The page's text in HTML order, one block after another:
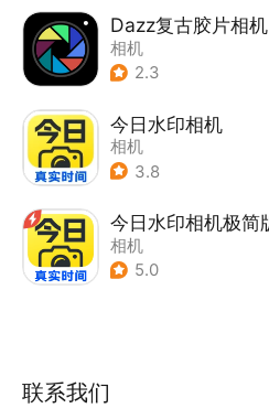
Dazz复古胶片相机
相机
2.3
今日水印相机
相机
3.8
今日水印相机极简
相机
5.0
联系我们